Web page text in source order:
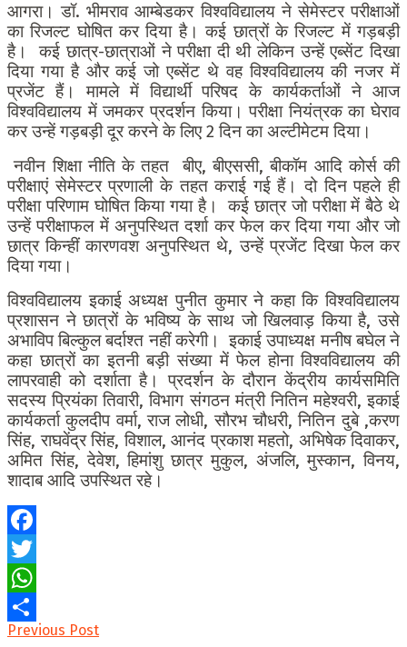
आगरा। डॉ. भीमराव आम्बेडकर विश्वविद्यालय ने सेमेस्टर परीक्षाओं
का रिजल्ट घोषित कर दिया है। कई छात्रों के रिजल्ट में गड़बड़ी
है। कई छात्र-छात्राओं ने परीक्षा दी थी लेकिन उन्हें एब्सेंट दिखा
दिया गया है और कई जो एब्सेंट थे वह विश्वविद्यालय की नजर में
प्रजेंट हैं। मामले में विद्यार्थी परिषद के कार्यकर्ताओं ने आज
विश्वविद्यालय में जमकर प्रदर्शन किया। परीक्षा नियंत्रक का घेराव
कर उन्हें गड़बड़ी दूर करने के लिए 2 दिन का अल्टीमेटम दिया।
नवीन शिक्षा नीति के तहत बीए, बीएससी, बीकॉम आदि कोर्स की
परीक्षाएं सेमेस्टर प्रणाली के तहत कराई गई हैं। दो दिन पहले ही
परीक्षा परिणाम घोषित किया गया है। कई छात्र जो परीक्षा में बैठे थे
उन्हें परीक्षाफल में अनुपस्थित दर्शा कर फेल कर दिया गया और जो
छात्र किन्हीं कारणवश अनुपस्थित थे, उन्हें प्रजेंट दिखा फेल कर
दिया गया।
विश्वविद्यालय इकाई अध्यक्ष पुनीत कुमार ने कहा कि विश्वविद्यालय
प्रशासन ने छात्रों के भविष्य के साथ जो खिलवाड़ किया है, उसे
अभाविप बिल्कुल बर्दाश्त नहीं करेगी। इकाई उपाध्यक्ष मनीष बघेल ने
कहा छात्रों का इतनी बड़ी संख्या में फेल होना विश्वविद्यालय की
लापरवाही को दर्शाता है। प्रदर्शन के दौरान केंद्रीय कार्यसमिति
सदस्य प्रियंका तिवारी, विभाग संगठन मंत्री नितिन महेश्वरी, इकाई
कार्यकर्ता कुलदीप वर्मा, राज लोधी, सौरभ चौधरी, नितिन दुबे ,करण
सिंह, राघवेंद्र सिंह, विशाल, आनंद प्रकाश महतो, अभिषेक दिवाकर,
अमित सिंह, देवेश, हिमांशु छात्र मुकुल, अंजलि, मुस्कान, विनय,
शादाब आदि उपस्थित रहे।
Facebook
Twitter
WhatsApp
Share
Previous Post